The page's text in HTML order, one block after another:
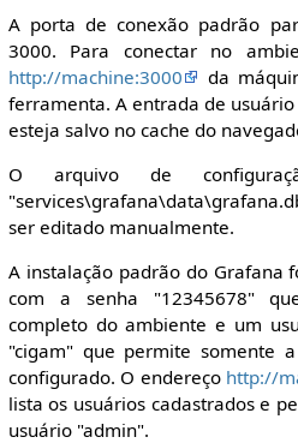
A porta de conexão padrão
3000. Para conectar no
http://machine:3000
da
ferramenta. A entrada de
esteja salvo no cache do
O arquivo de
ser editado manualmente.
A instalação padrão do Grafana
com a senha "12345678"
completo do ambiente e um
"cigam" que permite somente
configurado. O endereço http://
lista os usuários cadastrados e
usuário "admin".